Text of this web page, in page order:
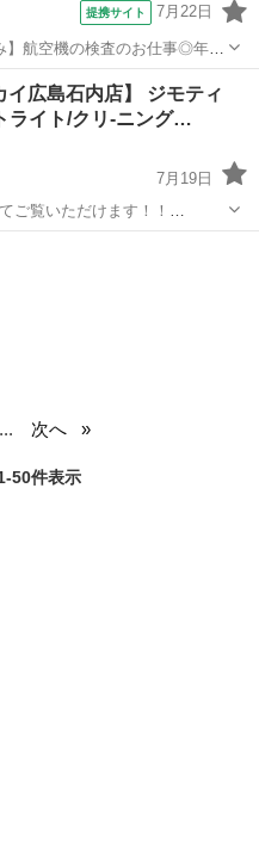
提携サイト 7月22日
】航空機の検査のお仕事◎年休
航空機の胴
イ広島石内店】 ジモティ
ライト/クリ-ニング…
7月19日
ご覧いただけます！！
https://jmty.jp/profiles/639922827fb74d2e84221f68/articles ...
... 次へ
50件表示